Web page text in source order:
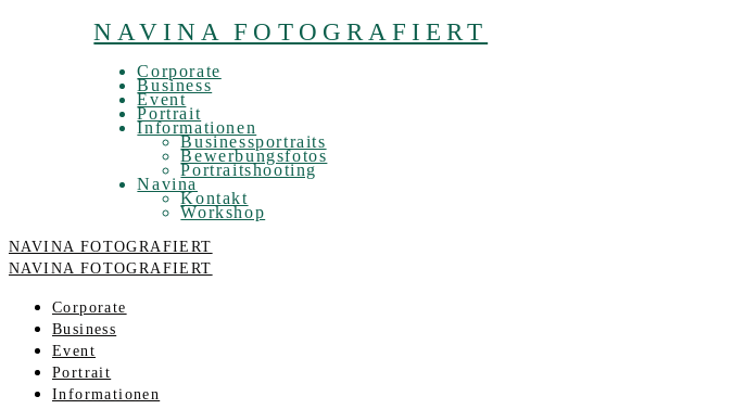
NAVINA FOTOGRAFIERT
Corporate
Business
Event
Portrait
Informationen
Businessportraits
Bewerbungsfotos
Portraitshooting
Navina
Kontakt
Workshop
NAVINA FOTOGRAFIERT
NAVINA FOTOGRAFIERT
Corporate
Business
Event
Portrait
Informationen